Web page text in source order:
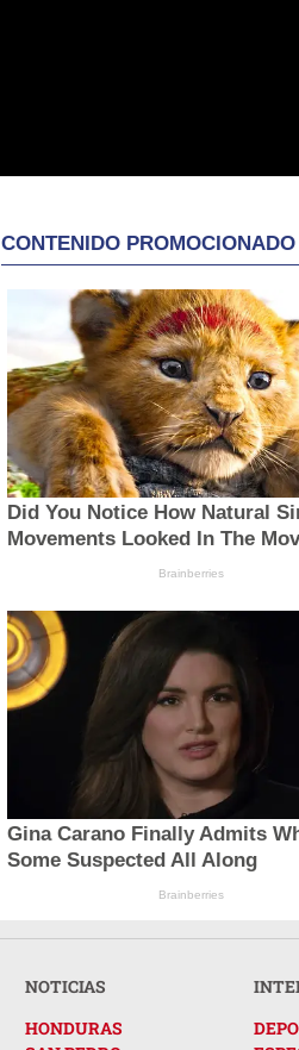
CONTENIDO PROMOCIONADO
Did You Notice How Natural
Movements Looked In The
Brainberries
Gina Carano Finally Admits
Some Suspected All Along
Brainberries
NOTICIAS
HONDURAS